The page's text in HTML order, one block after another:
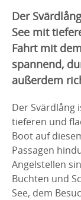
Der
See mit
Fahrt mit
spannend,
außerdem
Der Svärdlång
tieferen und
Boot auf
Passagen
Angelstellen
Buchten und
See, dem